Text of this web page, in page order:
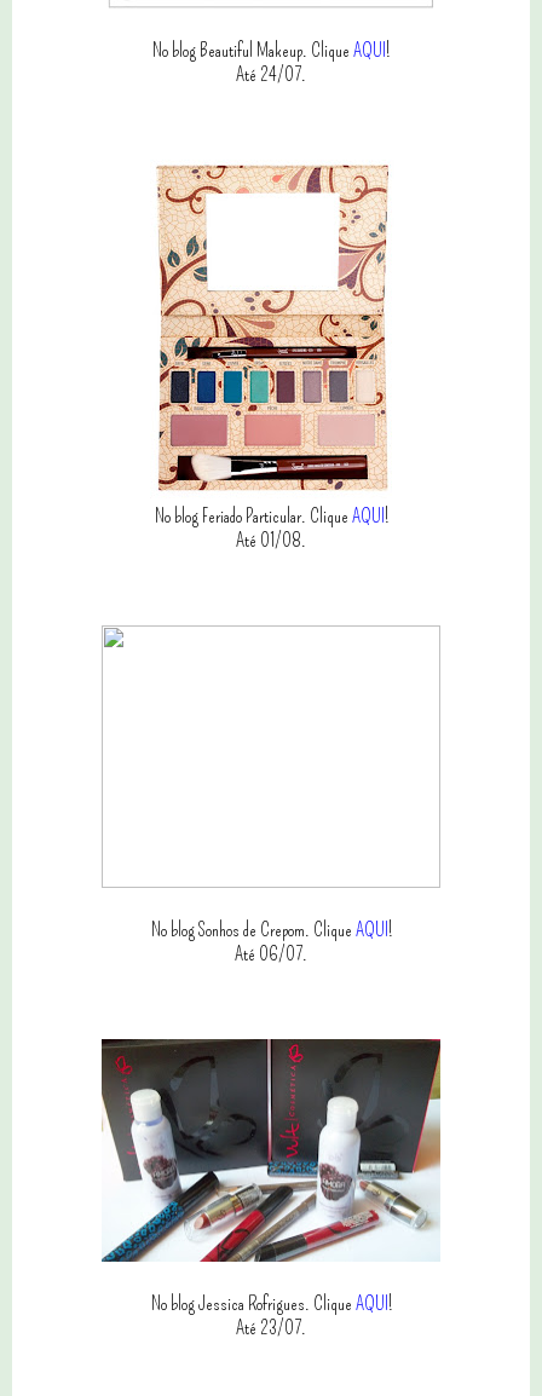
No blog Beautiful Makeup. Clique AQUI!
Até 24/07.
No blog Feriado Particular. Clique AQUI!
Até 01/08.
No blog Sonhos de Crepom. Clique AQUI!
Até 06/07.
No blog Jessica Rofrigues. Clique AQUI!
Até 23/07.